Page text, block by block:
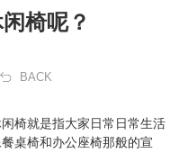
椅呢？
BACK
椅就是指大家日常日常生活
桌椅和办公座椅那般的宣